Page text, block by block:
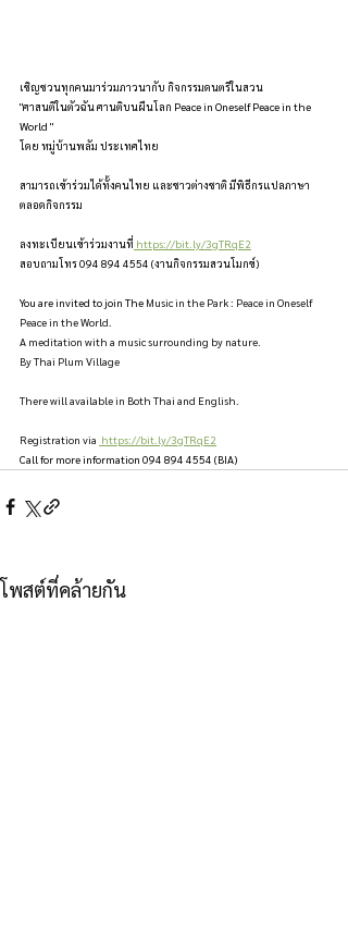
เชิญชวนทุกคนมาร่วมภาวนากับ กิจกรรมดนตรีในสวน
"ศาสนติในตัวฉัน ศานติบนผืนโลก Peace in Oneself Peace in the
World "
โดย หมู่บ้านพลัม ประเทศไทย
สามารถเข้าร่วมได้ทั้งคนไทย และชาวต่างชาติ มีพิธีกรแปลภาษา
ตลอดกิจกรรม
ลงทะเบียนเข้าร่วมงานที่ https://bit.ly/3gTRqE2
สอบถามโทร 094 894 4554 (งานกิจกรรมสวนโมกข์)
You are invited to join The Music in the Park : Peace in Oneself
Peace in the World.
A meditation with a music surrounding by nature.
By Thai Plum Village
There will available in Both Thai and English.
Registration via https://bit.ly/3gTRqE2
Call for more information 094 894 4554 (BIA)
โพสต์ที่คล้ายกัน